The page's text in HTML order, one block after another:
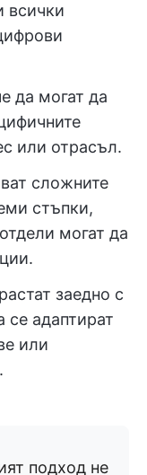
всички
да могат да
или отрасъл.
сложните
стъпки,
могат да
заедно с
се адаптират
или
подход не